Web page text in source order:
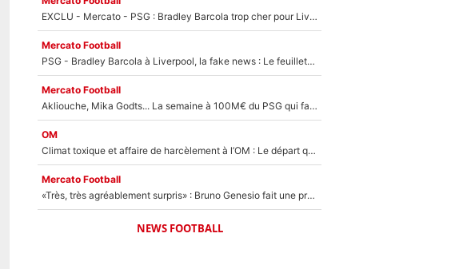
EXCLU - Mercato - PSG : Bradley Barcola trop cher pour Liverpool
Mercato Football
PSG - Bradley Barcola à Liverpool, la fake news : Le feuilleton continue !
Mercato Football
Akliouche, Mika Godts... La semaine à 100M€ du PSG qui fait basculer le mercato du PSG !
OM
Climat toxique et affaire de harcèlement à l’OM : Le départ qui soulage le vestiaire de Bruno Genesio
Mercato Football
«Très, très agréablement surpris» : Bruno Genesio fait une promesse pour la suite du mercato de l’OM et rassure les supporters
NEWS FOOTBALL